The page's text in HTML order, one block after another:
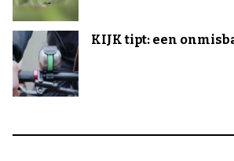
KIJK tipt: een